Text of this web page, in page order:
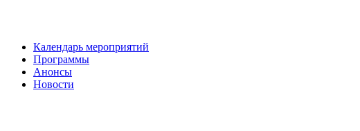
Календарь мероприятий
Программы
Анонсы
Новости